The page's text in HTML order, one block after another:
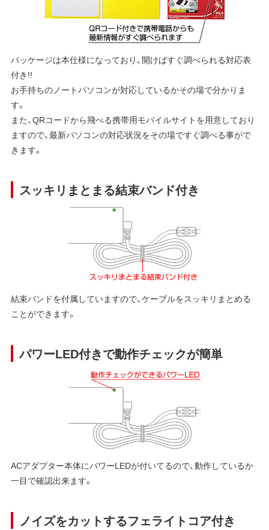
パッケージは本仕様になっており、開けばすぐ調べられる対応表
付き!!
お手持ちのノートパソコンが対応しているかその場で分かりま
す。
また、QRコードから飛べる携帯用モバイルサイトを用意しており
ますので、最新パソコンの対応状況をその場ですぐ調べる事がで
きます。
スッキリまとまる結束バンド付き
結束バンドを付属していますので、ケーブルをスッキリまとめる
ことができます。
パワーLED付きで動作チェックが簡単
ACアダプター本体にパワーLEDが付いてるので、動作しているか
一目で確認出来ます。
ノイズをカットするフェライトコア付き